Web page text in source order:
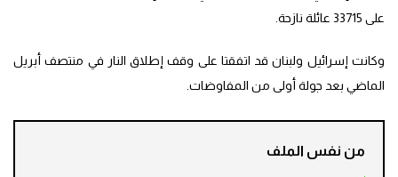
على 33715 عائلة نازحة.
وكانت إسرائيل ولبنان قد اتفقتا على وقف إطلاق النار في منتصف أبريل
الماضي بعد جولة أولى من المفاوضات.
من نفس الملف